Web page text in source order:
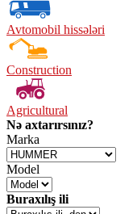
Avtomobil hissələri
Construction
Agricultural
Nə axtarırsınız?
Marka
Model
Buraxılış ili